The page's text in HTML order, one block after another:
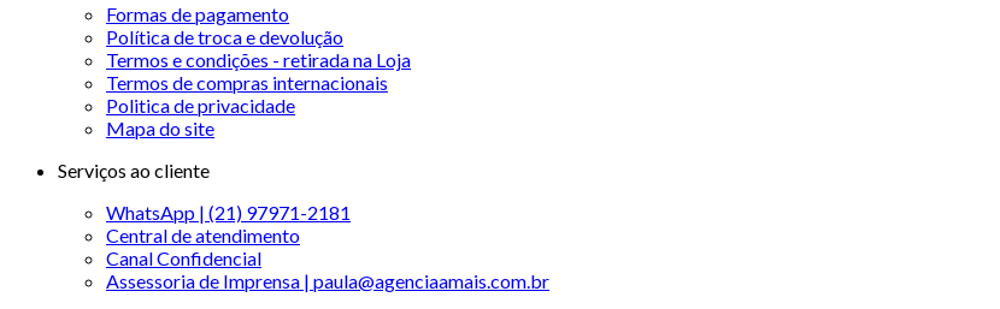
Formas de pagamento
Política de troca e devolução
Termos e condições - retirada na Loja
Termos de compras internacionais
Politica de privacidade
Mapa do site
Serviços ao cliente
WhatsApp | (21) 97971-2181
Central de atendimento
Canal Confidencial
Assessoria de Imprensa | paula@agenciaamais.com.br